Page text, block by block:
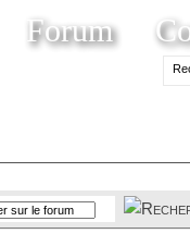
Forum